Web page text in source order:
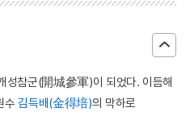
성참군(開城參軍)이 되었다. 이듬해
수김득배(金得培)의 막하로